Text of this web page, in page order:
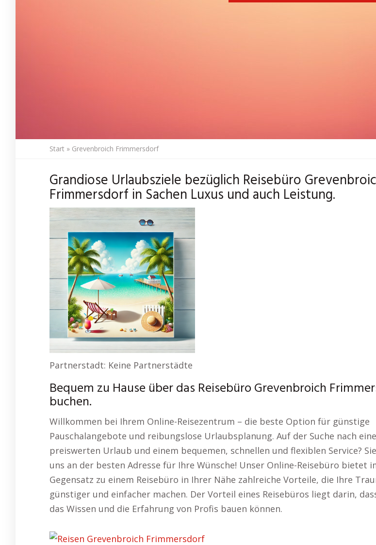
Start » Grevenbroich Frimmersdorf
Grandiose Urlaubsziele bezüglich Reisebüro
Frimmersdorf in Sachen Luxus und auch Leistung.
Partnerstadt: Keine Partnerstädte
Bequem zu Hause über das Reisebüro Grevenbroich
buchen.
Willkommen bei Ihrem Online-Reisezentrum – die beste Option für günstige
Pauschalangebote und reibungslose Urlaubsplanung. Auf der Suche nach
preiswerten Urlaub und einem bequemen, schnellen und flexiblen Service?
uns an der besten Adresse für Ihre Wünsche! Unser Online-Reisebüro bietet
Gegensatz zu einem Reisebüro in Ihrer Nähe zahlreiche Vorteile, die Ihre
günstiger und einfacher machen. Der Vorteil eines Reisebüros liegt darin,
das Wissen und die Erfahrung von Profis bauen können.